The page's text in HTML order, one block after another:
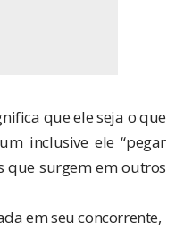
que ele seja o que
inclusive ele “pegar
que surgem em outros
em seu concorrente,